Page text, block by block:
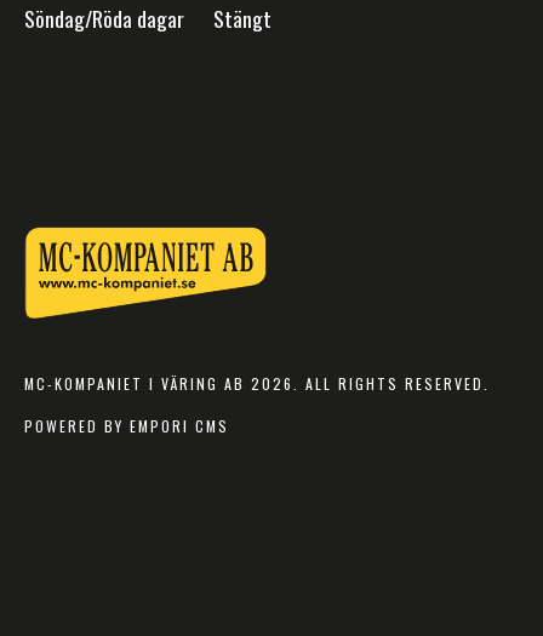
Söndag/Röda dagar Stängt
MC-KOMPANIET I VÄRING AB 2026. ALL RIGHTS RESERVED.
POWERED BY EMPORI CMS